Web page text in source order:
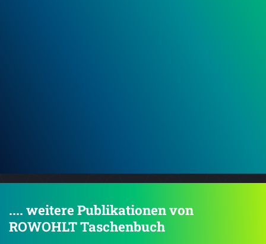
.... weitere Publikationen von
ROWOHLT Taschenbuch